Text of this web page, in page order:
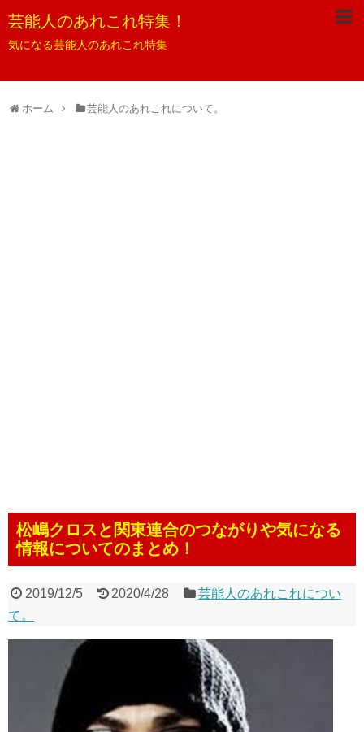
芸能人のあれこれ特集！
気になる芸能人のあれこれ特集
ホーム 芸能人のあれこれについて。
松嶋クロスと関東連合のつながりや気になる
情報についてのまとめ！
2019/12/5 2020/4/28
芸能人のあれこれについ
て。